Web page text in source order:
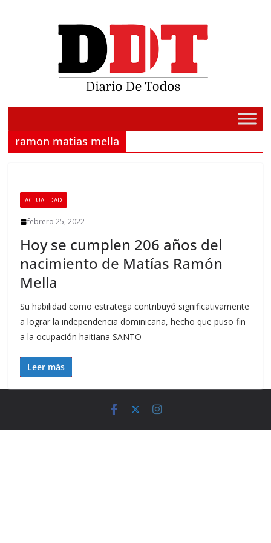
ramon matias mella
ACTUALIDAD
febrero 25, 2022
Hoy se cumplen 206 años del
nacimiento de Matías Ramón
Mella
Su habilidad como estratega contribuyó significativamente
a lograr la independencia dominicana, hecho que puso fin
a la ocupación haitiana SANTO
Leer más